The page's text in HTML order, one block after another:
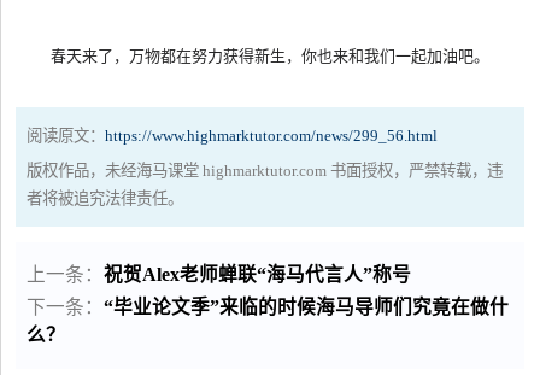
春天来了，万物都在努力获得新生，你也来和我们一起加油吧。
阅读原文：https://www.highmarktutor.com/news/299_56.html
版权作品，未经海马课堂 highmarktutor.com 书面授权，严禁转载，违
者将被追究法律责任。
上一条：祝贺Alex老师蝉联“海马代言人”称号
下一条：“毕业论文季”来临的时候海马导师们究竟在做什
么？